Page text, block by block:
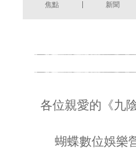
焦點 新聞
各位親愛的《九
蝴蝶數位娛樂